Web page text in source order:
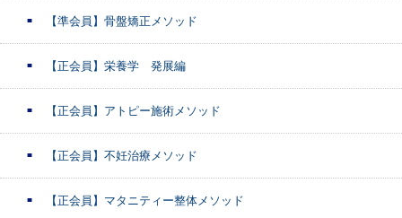
【準会員】骨盤矯正メソッド
【正会員】栄養学 発展編
【正会員】アトピー施術メソッド
【正会員】不妊治療メソッド
【正会員】マタニティー整体メソッド